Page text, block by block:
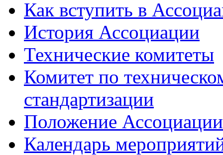
Как вступить в
История Ассоциации
Технические комитеты
Комитет по
стандартизации
Положение
Календарь